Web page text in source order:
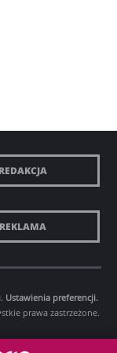
REDAKCJA
REKLAMA
. Ustawienia preferencji.
prawa zastrzeżone.